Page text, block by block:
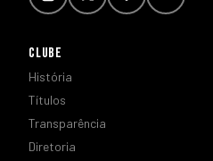
CLUBE
História
Títulos
Transparência
Diretoria